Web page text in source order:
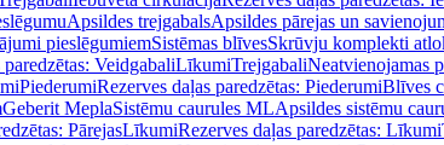
Apsildes trejgabalsApsildes pārejas un
pieslēgumiemSistēmas blīvesSkrūvju komplekti
VeidgabaliLīkumiTrejgabaliNeatvienojamas
PiederumiRezerves daļas paredzētas: PiederumiBlīves
Geberit MeplaSistēmu caurules MLApsildes sistēmu
PārejasLīkumiRezerves daļas paredzētas: Līkumi